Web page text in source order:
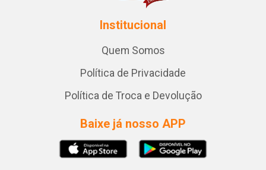
Institucional
Quem Somos
Política de Privacidade
Política de Troca e Devolução
Baixe já nosso APP